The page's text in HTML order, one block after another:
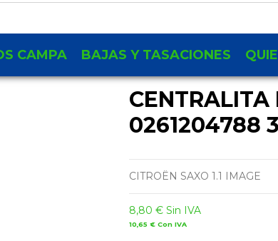
CAMPA BAJAS Y TASACIONES
CENTRALITA
0261204788
CITROËN SAXO 1.1 IMAGE
8,80 € Sin IVA
10,65 € Con IVA